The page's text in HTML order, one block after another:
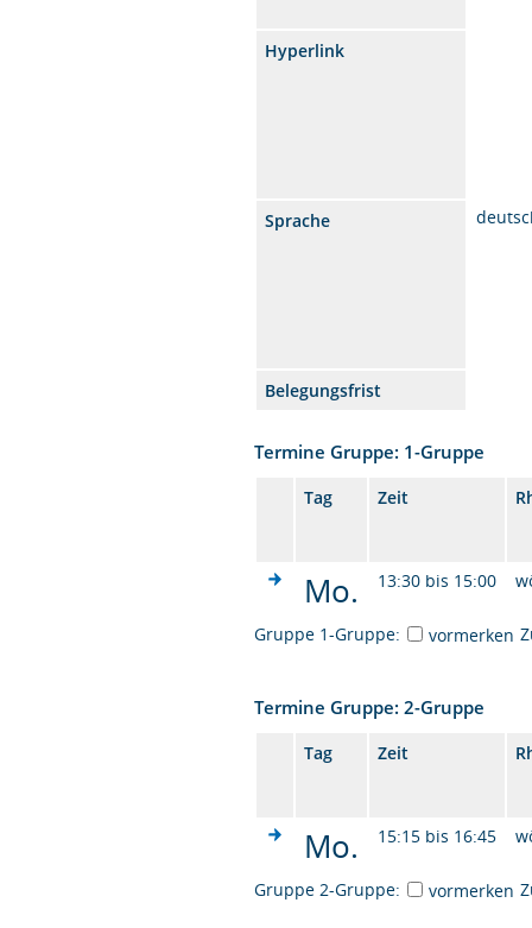
Hyperlink
Sprache
Belegungsfrist
Termine Gruppe: 1-Gruppe
Tag Zeit
Mo. 13:30 bis 15:00
Gruppe 1-Gruppe: vormerken
Termine Gruppe: 2-Gruppe
Tag Zeit
Mo. 15:15 bis 16:45
Gruppe 2-Gruppe: vormerken